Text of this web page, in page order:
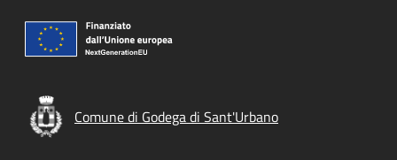
Comune di Godega di Sant'Urbano